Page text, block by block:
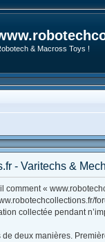
& Macross Toys !
- Varitechs &
«
collectée pendant
deux manières.